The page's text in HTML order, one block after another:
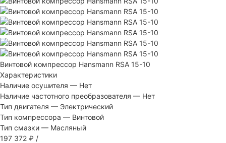
Винтовой компрессор Hansmann RSA 15-10
Характеристики
Наличие осушителя — Нет
Наличие частотного преобразователя — Нет
Тип двигателя — Электрический
Тип компрессора — Винтовой
Тип смазки — Масляный
197 372 ₽ /